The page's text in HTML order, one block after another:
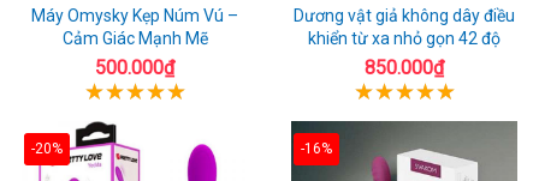
Máy Omysky Kẹp Núm Vú –
Cảm Giác Mạnh Mẽ
500.000₫
Dương vật giả không dây điều
khiển từ xa nhỏ gọn 42 độ
850.000₫
-20% -16%